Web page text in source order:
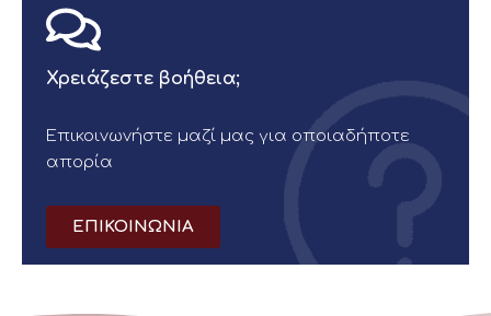
Χρειάζεστε βοήθεια;
Επικοινωνήστε μαζί μας για οποιαδήποτε
απορία
ΕΠΙΚΟΙΝΩΝΙΑ